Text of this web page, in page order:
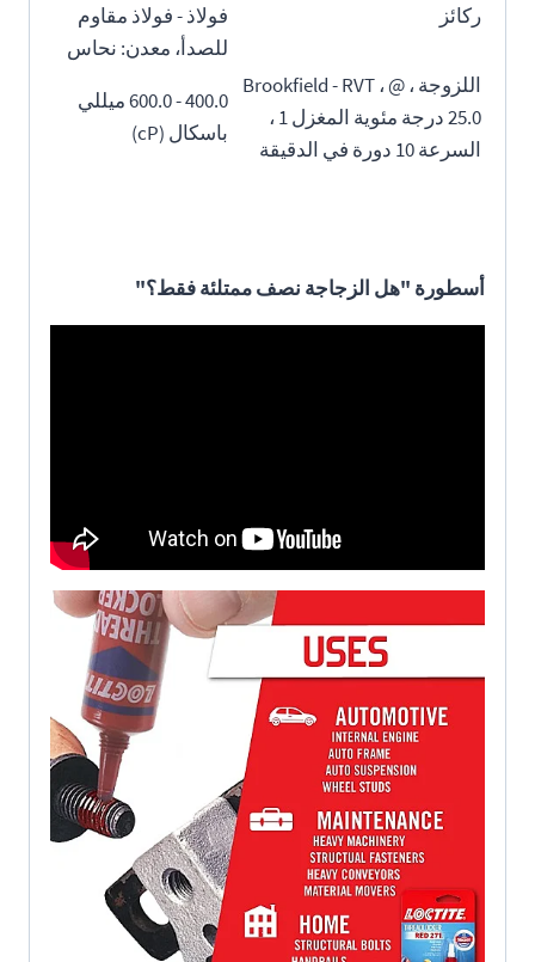
ركائز
فولاذ - فولاذ مقاوم
للصدأ، معدن: نحاس
اللزوجة ، Brookfield - RVT ، @
25.0 درجة مئوية المغزل 1 ،
السرعة 10 دورة في الدقيقة
400.0 - 600.0 ميللي
باسكال (cP)
أسطورة "هل الزجاجة نصف ممتلئة فقط؟"